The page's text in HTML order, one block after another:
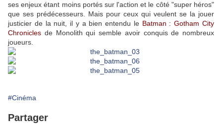
ses enjeux étant moins portés sur l'action et le côté "super héros"
que ses prédécesseurs. Mais pour ceux qui veulent se la jouer
justicier de la nuit, il y a bien entendu le Batman : Gotham City
Chronicles de Monolith qui semble avoir conquis de nombreux
joueurs.
#Cinéma
Partager